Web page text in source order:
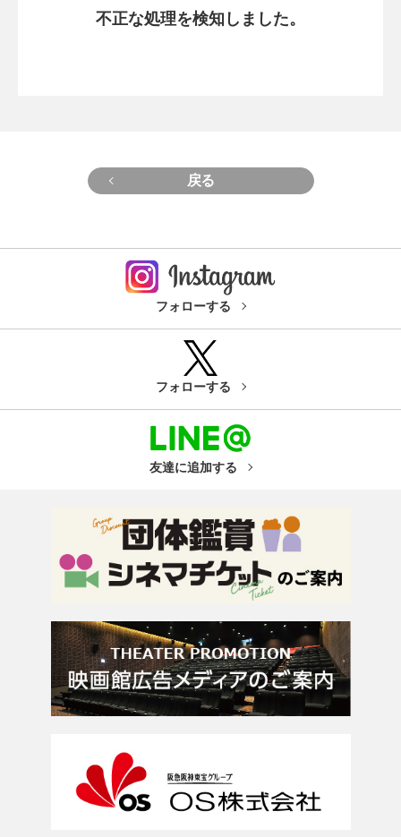
不正な処理を検知しました。
戻る
フォローする
フォローする
友達に追加する